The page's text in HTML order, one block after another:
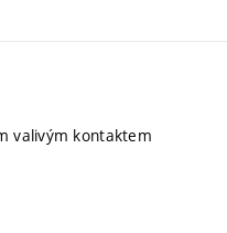
valivým kontaktem